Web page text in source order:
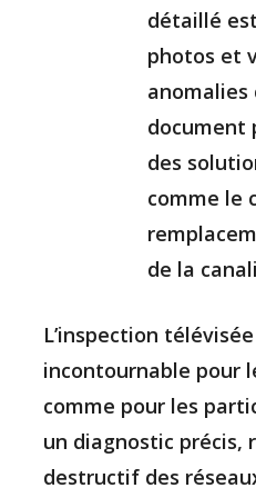
détaillé
photos et
anomalies
document
des
comme le
de la
L’inspection
incontournable pour
comme pour les
un diagnostic précis,
destructif des